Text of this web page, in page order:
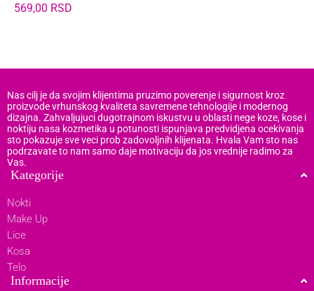
569,00 RSD
Nas cilj je da svojim klijentima pruzimo poverenje i sigurnost kroz
proizvode vrhunskog kvaliteta savremene tehnologije i modernog
dizajna. Zahvaljujuci dugotrajnom iskustvu u oblasti nege koze, kose i
noktiju nasa kozmetika u potunosti ispunjava predvidjena ocekivanja
sto pokazuje sve veci prob zadovoljnih klijenata. Hvala Vam sto nas
podrzavate to nam samo daje motivaciju da jos vrednije radimo za
Vas.
Kategorije
Nokti
Make Up
Lice
Kosa
Telo
Informacije